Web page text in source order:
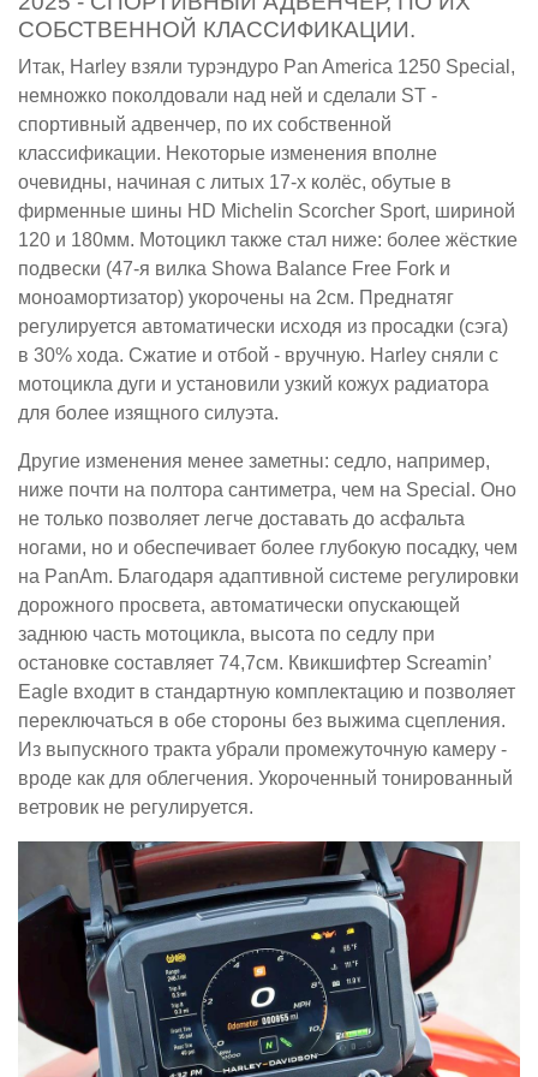
СОБСТВЕННОЙ КЛАССИФИКАЦИИ.
Итак, Harley взяли турэндуро Pan America 1250 Special,
немножко поколдовали над ней и сделали ST -
спортивный адвенчер, по их собственной
классификации. Некоторые изменения вполне
очевидны, начиная с литых 17-х колёс, обутые в
фирменные шины HD Michelin Scorcher Sport, шириной
120 и 180мм. Мотоцикл также стал ниже: более жёсткие
подвески (47-я вилка Showa Balance Free Fork и
моноамортизатор) укорочены на 2см. Преднатяг
регулируется автоматически исходя из просадки (сэга)
в 30% хода. Сжатие и отбой - вручную. Harley сняли с
мотоцикла дуги и установили узкий кожух радиатора
для более изящного силуэта.
Другие изменения менее заметны: седло, например,
ниже почти на полтора сантиметра, чем на Special. Оно
не только позволяет легче доставать до асфальта
ногами, но и обеспечивает более глубокую посадку, чем
на PanAm. Благодаря адаптивной системе регулировки
дорожного просвета, автоматически опускающей
заднюю часть мотоцикла, высота по седлу при
остановке составляет 74,7см. Квикшифтер Screamin’
Eagle входит в стандартную комплектацию и позволяет
переключаться в обе стороны без выжима сцепления.
Из выпускного тракта убрали промежуточную камеру -
вроде как для облегчения. Укороченный тонированный
ветровик не регулируется.